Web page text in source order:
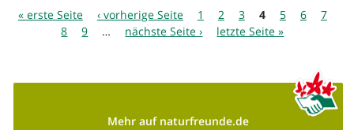
Seiten
« erste Seite ‹ vorherige Seite 1 2 3 4 5 6
7
8
9 … nächste Seite › letzte Seite »
Mehr auf naturfreunde.de